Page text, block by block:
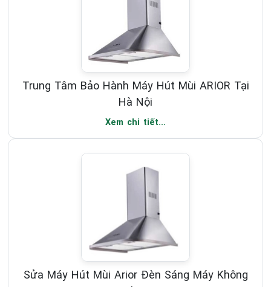
Trung Tâm Bảo Hành Máy Hút Mùi ARIOR Tại
Hà Nội
Xem chi tiết...
Sửa Máy Hút Mùi Arior Đèn Sáng Máy Không